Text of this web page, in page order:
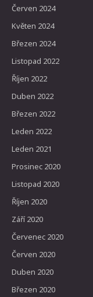
Červen 2024
Květen 2024
Březen 2024
Listopad 2022
Říjen 2022
Duben 2022
Březen 2022
Leden 2022
Leden 2021
Prosinec 2020
Listopad 2020
Říjen 2020
Září 2020
Červenec 2020
Červen 2020
Duben 2020
Březen 2020